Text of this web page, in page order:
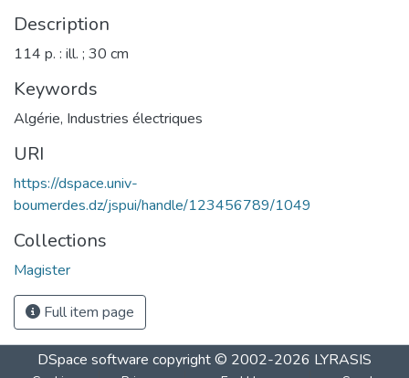
Description
114 p. : ill. ; 30 cm
Keywords
Algérie, Industries électriques
URI
https://dspace.univ-
boumerdes.dz/jspui/handle/123456789/1049
Collections
Magister
Full item page
DSpace software copyright © 2002-2026 LYRASIS